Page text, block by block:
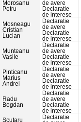
Morosanu
Petru
de avere
Declaratie
de interese
Mosneagu
Cristian
Lucian
Declaratie
de avere
Declaratie
de interese
Munteanu
Vasile
Declaratie
de avere
Declaratie
de interese
Pinticanu
Marius
Andrei
Declaratie
de avere
Declaratie
de interese
Radu
Bogdan
Declaratie
de avere
Declaratie
de interese
Scutaru
Declaratie